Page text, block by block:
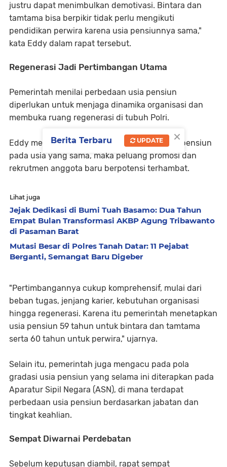
justru dapat menimbulkan demotivasi. Bintara dan
tamtama bisa berpikir tidak perlu mengikuti
pendidikan perwira karena usia pensiunnya sama,"
kata Eddy dalam rapat tersebut.
Regenerasi Jadi Pertimbangan Utama
Pemerintah menilai perbedaan usia pensiun
diperlukan untuk menjaga dinamika organisasi dan
membuka ruang regenerasi di tubuh Polri.
Eddy menjelaskan, jika seluruh anggota Polri pensiun
pada usia yang sama, maka peluang promosi dan
rekrutmen anggota baru berpotensi terhambat.
Lihat juga
Jejak Dedikasi di Bumi Tuah Basamo: Dua Tahun
Empat Bulan Transformasi AKBP Agung Tribawanto
di Pasaman Barat
Mutasi Besar di Polres Tanah Datar: 11 Pejabat
Berganti, Semangat Baru Digeber
"Pertimbangannya cukup komprehensif, mulai dari
beban tugas, jenjang karier, kebutuhan organisasi
hingga regenerasi. Karena itu pemerintah menetapkan
usia pensiun 59 tahun untuk bintara dan tamtama
serta 60 tahun untuk perwira," ujarnya.
Selain itu, pemerintah juga mengacu pada pola
gradasi usia pensiun yang selama ini diterapkan pada
Aparatur Sipil Negara (ASN), di mana terdapat
perbedaan usia pensiun berdasarkan jabatan dan
tingkat keahlian.
Sempat Diwarnai Perdebatan
Sebelum keputusan diambil, rapat sempat
×
Berita Terbaru UPDATE